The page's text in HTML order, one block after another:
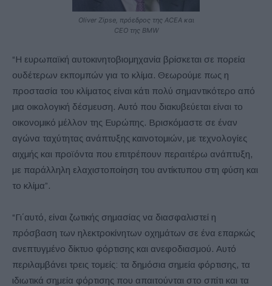
Oliver Zipse, πρόεδρος της ACEA και
CEO της BMW
“Η ευρωπαϊκή αυτοκινητοβιομηχανία βρίσκεται σε πορεία
ουδέτερων εκπομπών για το κλίμα. Θεωρούμε πως η
προστασία του κλίματος είναι κάτι πολύ σημαντικότερο από
μια οικολογική δέσμευση. Αυτό που διακυβεύεται είναι το
οικονομικό μέλλον της Ευρώπης. Βρισκόμαστε σε έναν
αγώνα ταχύτητας ανάπτυξης καινοτομιών, με τεχνολογίες
αιχμής και προϊόντα που επιτρέπουν περαιτέρω ανάπτυξη,
με παράλληλη ελαχιστοποίηση του αντίκτυπου στη φύση και
το κλίμα”.
“Γι΄αυτό, είναι ζωτικής σημασίας να διασφαλιστεί η
πρόσβαση των ηλεκτροκίνητων οχημάτων σε ένα επαρκώς
ανεπτυγμένο δίκτυο φόρτισης και ανεφοδιασμού. Αυτό
περιλαμβάνει τρεις τομείς: τα δημόσια σημεία φόρτισης, τα
ιδιωτικά σημεία φόρτισης που απαιτούνται στο σπίτι και τα